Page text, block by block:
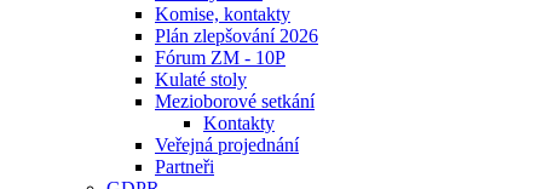
Komise, kontakty
Plán zlepšování 2026
Fórum ZM - 10P
Kulaté stoly
Mezioborové setkání
Kontakty
Veřejná projednání
Partneři